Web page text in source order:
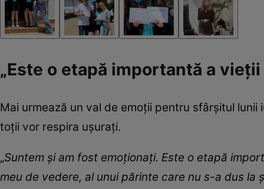
„Este o etapă importantă a vieții
Mai urmează un val de emoții pentru sfârșitul
toții vor respira ușurați.
„Suntem și am fost emoționați. Este o etapă
meu de vedere, al unui părinte care nu s-a dus